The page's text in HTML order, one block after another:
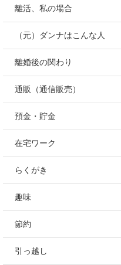
離活、私の場合
（元）ダンナはこんな人
離婚後の関わり
通販（通信販売）
預金・貯金
在宅ワーク
らくがき
趣味
節約
引っ越し